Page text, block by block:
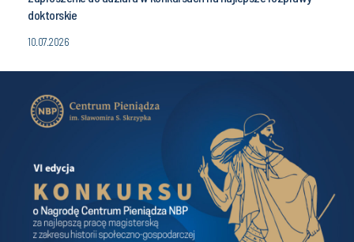
doktorskie
10.07.2026